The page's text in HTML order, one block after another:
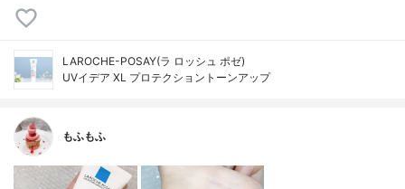
LAROCHE-POSAY(ラ ロッシュ ポゼ)
UVイデア XL プロテクショントーンアップ
もふもふ